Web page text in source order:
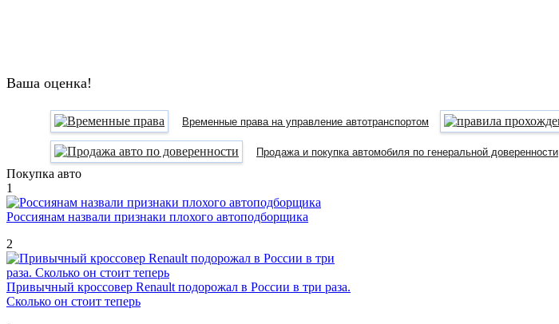
Ваша оценка!
Временные права на управление автотранспортом
Продажа и покупка автомобиля по генеральной доверенности
Покупка авто
1
Россиянам назвали признаки плохого автоподборщика
2
Привычный кроссовер Renault подорожал в России в три раза.
Сколько он стоит теперь